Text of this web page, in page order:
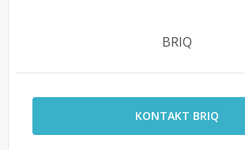
BRIQ
KONTAKT BRIQ